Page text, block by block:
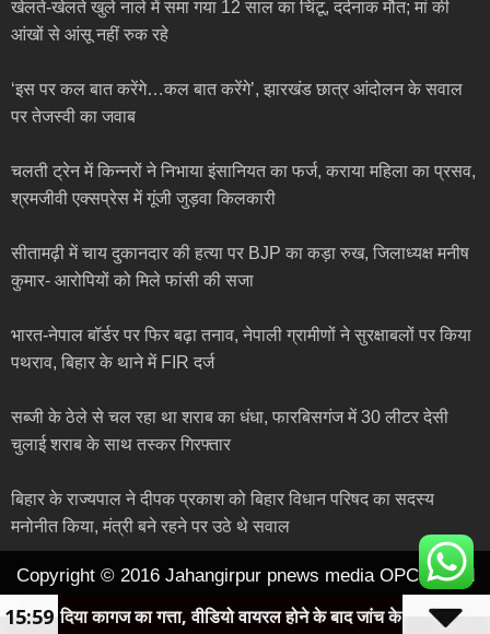
खेलते-खेलते खुले नाले में समा गया 12 साल का चिंटू, दर्दनाक मौत; मां की
आंखों से आंसू नहीं रुक रहे
‘इस पर कल बात करेंगे…कल बात करेंगे’, झारखंड छात्र आंदोलन के सवाल
पर तेजस्वी का जवाब
चलती ट्रेन में किन्नरों ने निभाया इंसानियत का फर्ज, कराया महिला का प्रसव,
श्रमजीवी एक्सप्रेस में गूंजी जुड़वा किलकारी
सीतामढ़ी में चाय दुकानदार की हत्या पर BJP का कड़ा रुख, जिलाध्यक्ष मनीष
कुमार- आरोपियों को मिले फांसी की सजा
भारत-नेपाल बॉर्डर पर फिर बढ़ा तनाव, नेपाली ग्रामीणों ने सुरक्षाबलों पर किया
पथराव, बिहार के थाने में FIR दर्ज
सब्जी के ठेले से चल रहा था शराब का धंधा, फारबिसगंज में 30 लीटर देसी
चुलाई शराब के साथ तस्कर गिरफ्तार
बिहार के राज्यपाल ने दीपक प्रकाश को बिहार विधान परिषद का सदस्य
मनोनीत किया, मंत्री बने रहने पर उठे थे सवाल
Copyright © 2016 Jahangirpur pnews media OPC pvt ltd
कागज का गत्ता, वीडियो वायरल होने के बाद जांच के आदेश
15:59